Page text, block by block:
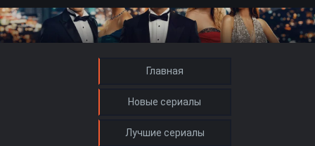
Главная
Новые сериалы
Лучшие сериалы